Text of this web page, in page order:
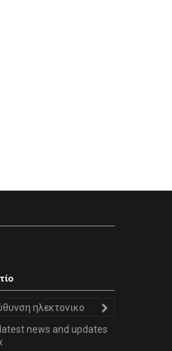
news and updates